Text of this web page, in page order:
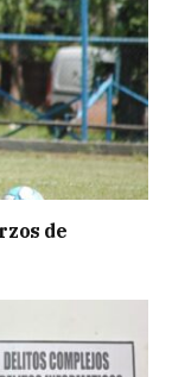
de